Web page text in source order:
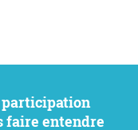
faire entendre